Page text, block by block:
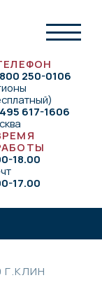
250-0106
617-1606
18.00
17.00
Г.КЛИН